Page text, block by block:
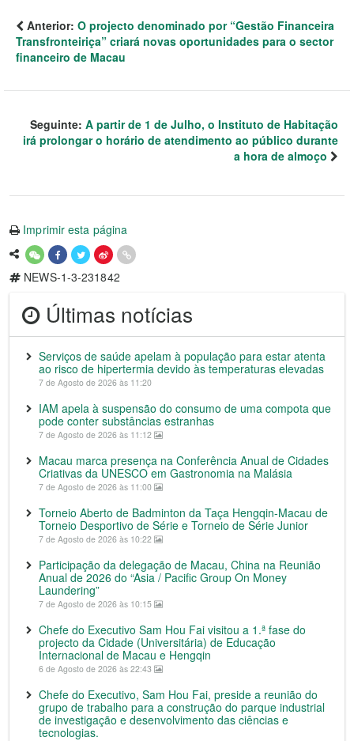
Anterior: O projecto denominado por “Gestão Financeira
Transfronteiriça” criará novas oportunidades para o sector
financeiro de Macau
Seguinte: A partir de 1 de Julho, o Instituto de Habitação
irá prolongar o horário de atendimento ao público durante
a hora de almoço
Imprimir esta página
NEWS-1-3-231842
Últimas notícias
Serviços de saúde apelam à população para estar atenta
ao risco de hipertermia devido às temperaturas elevadas
7 de Agosto de 2026 às 11:20
IAM apela à suspensão do consumo de uma compota que
pode conter substâncias estranhas
7 de Agosto de 2026 às 11:12
Macau marca presença na Conferência Anual de Cidades
Criativas da UNESCO em Gastronomia na Malásia
7 de Agosto de 2026 às 11:00
Torneio Aberto de Badminton da Taça Hengqin-Macau de
Torneio Desportivo de Série e Torneio de Série Junior
7 de Agosto de 2026 às 10:22
Participação da delegação de Macau, China na Reunião
Anual de 2026 do “Asia / Pacific Group On Money
Laundering”
7 de Agosto de 2026 às 10:15
Chefe do Executivo Sam Hou Fai visitou a 1.ª fase do
projecto da Cidade (Universitária) de Educação
Internacional de Macau e Hengqin
6 de Agosto de 2026 às 22:43
Chefe do Executivo, Sam Hou Fai, preside a reunião do
grupo de trabalho para a construção do parque industrial
de investigação e desenvolvimento das ciências e
tecnologias.